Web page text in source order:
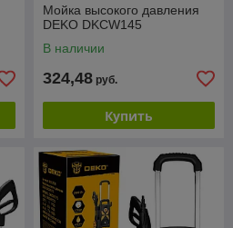
Мойка высокого давления
DEKO DKCW145
В наличии
324,48 руб.
Купить